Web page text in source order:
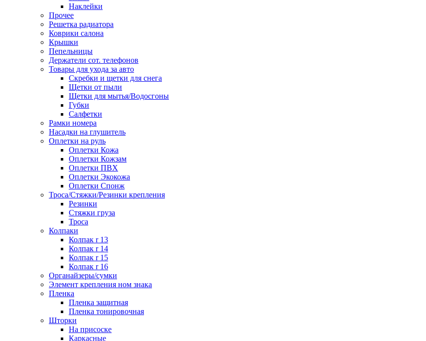
Наклейки
Прочее
Решетка радиатора
Коврики салона
Крышки
Пепельницы
Держатели сот. телефонов
Товары для ухода за авто
Скребки и щетки для снега
Щетки от пыли
Щетки для мытья/Водосгоны
Губки
Салфетки
Рамки номера
Насадки на глушитель
Оплетки на руль
Оплетки Кожа
Оплетки Кожзам
Оплетки ПВХ
Оплетки Экокожа
Оплетки Спонж
Троса/Стяжки/Резинки крепления
Резинки
Стяжки груза
Троса
Колпаки
Колпак r 13
Колпак r 14
Колпак r 15
Колпак r 16
Органайзеры/сумки
Элемент крепления ном знака
Пленка
Пленка защитная
Пленка тонировочная
Шторки
На присоске
Каркасные